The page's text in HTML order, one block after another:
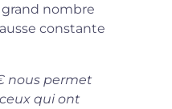
nombre
constante
nous permet
qui ont